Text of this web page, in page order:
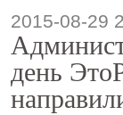
2015-08-29
день